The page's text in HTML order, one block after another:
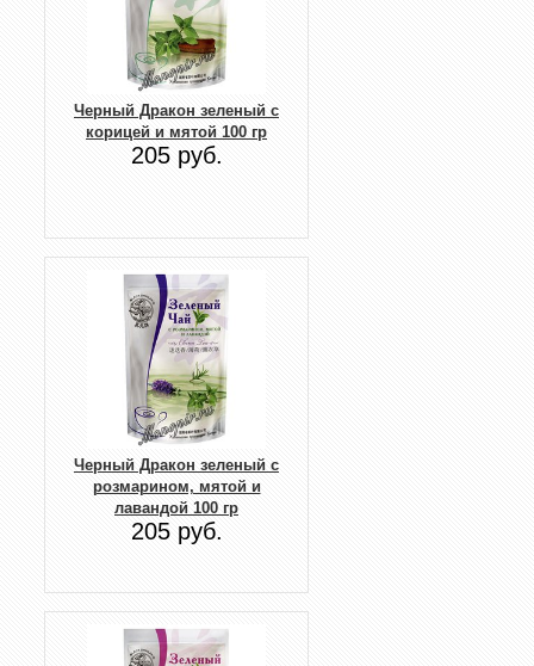
Черный Дракон зеленый с
корицей и мятой 100 гр
205 руб.
Черный Дракон зеленый с
розмарином, мятой и
лавандой 100 гр
205 руб.